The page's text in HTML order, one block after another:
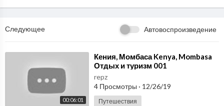
Следующее Автовоспроизведение
00:06:01
⁣Кения, Момбаса Kenya, Mombasa
Отдых и туризм 001
repz
4 Просмотры · 12/26/19
Путешествия